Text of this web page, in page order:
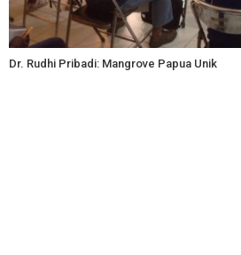
Dr. Rudhi Pribadi: Mangrove Papua Unik